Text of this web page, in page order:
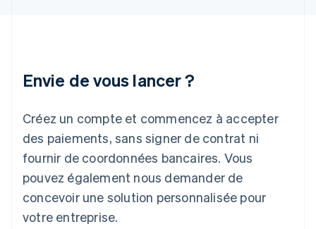
Envie de vous lancer ?
Créez un compte et commencez à accepter
des paiements, sans signer de contrat ni
fournir de coordonnées bancaires. Vous
pouvez également nous demander de
concevoir une solution personnalisée pour
votre entreprise.
Deutsch English
Luxembourg
FrançaisDeutsch English
Malaisie
English 简体中文
Malte
English
EspañolEnglish